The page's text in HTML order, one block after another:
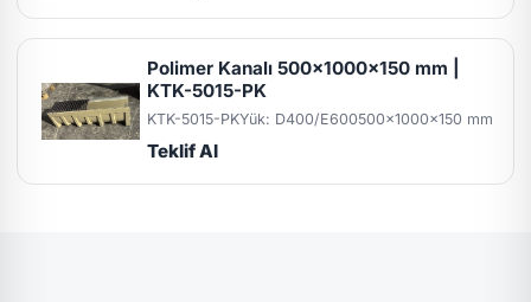
Polimer Kanalı 500x1000x150 mm |
KTK-5015-PK
KTK-5015-PKYük: D400/E600500x1000x150 mm
Teklif Al